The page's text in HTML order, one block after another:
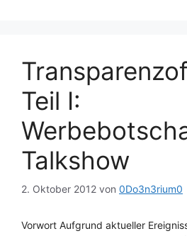
Teil I:
Talkshow
2. Oktober 2012 von 0Do3n3rium0
Vorwort Aufgrund aktueller